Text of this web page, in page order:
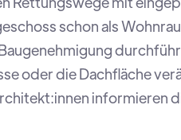
schon als
oder die Dachfläche
informieren